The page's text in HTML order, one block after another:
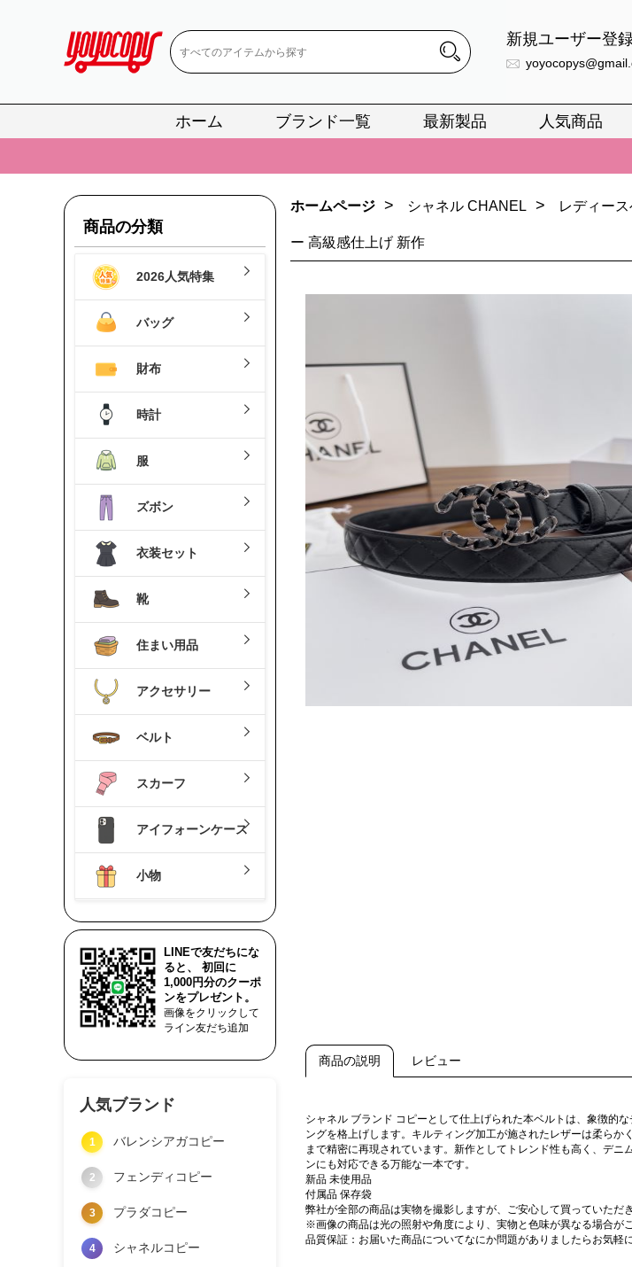
新規ユーザー登
ホーム ブランド一覧 最新製品 人気商品
📢 当店は正真正銘のn級スーパーコピーのみ取扱い。最
📢 2026春の新作続々更新中！期間中のご注文
📢 新作入荷！ルイ・ヴィトンスーパーコピー バッグ最新
📢 当店は正真正銘のn級スーパーコピーのみ取扱い。最
新作入荷！ルイ・ヴィトンスーパーコピー バッグ最新
商品の分類
2026人気特集
バッグ
財布
時計
服
ズボン
衣装セット
靴
住まい用品
アクセサリー
ベルト
スカーフ
アイフォーンケース
小物
LINEで友だちにな
ると、 初回に
1,000円分のクーポ
ンをプレゼント。
画像をクリックして
ライン友だち追加
人気ブランド
1 バレンシアガコピー
2 フェンディコピー
3 プラダコピー
4 シャネルコピー
ホームページ > シャネル CHANEL > レディース
ー 高級感仕上げ 新作
商品の説明 レビュー
シャネル ブランド コピーとして仕上げられた本ベルトは、象徴的
ングを格上げします。キルティング加工が施されたレザーは柔ら
まで精密に再現されています。新作としてトレンド性も高く、デ
ンにも対応できる万能な一本です。
新品 未使用品
付属品 保存袋
弊社が全部の商品は実物を撮影しますが、ご安心して買っていただ
※画像の商品は光の照射や角度により、実物と色味が異なる場合が
品質保証：お届いた商品についてなにか問題がありましたらお気軽